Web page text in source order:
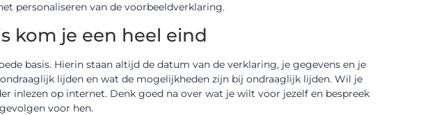
personaliseren van de voorbeeldverklaring.
kom je een heel eind
basis. Hierin staan altijd de datum van de verklaring, je gegevens en je
lijden en wat de mogelijkheden zijn bij ondraaglijk lijden. Wil je
inlezen op internet. Denk goed na over wat je wilt voor jezelf en bespreek
voor hen.